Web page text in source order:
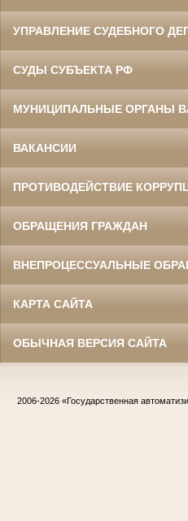
УПРАВЛЕНИЕ СУДЕБНОГО
СУДЫ СУБЪЕКТА РФ
МУНИЦИПАЛЬНЫЕ ОРГАНЫ
ВАКАНСИИ
ПРОТИВОДЕЙСТВИЕ
ОБРАЩЕНИЯ ГРАЖДАН
ВНЕПРОЦЕССУАЛЬНЫЕ
КАРТА САЙТА
ОБЫЧНАЯ ВЕРСИЯ САЙТА
2006-2026 «Государственная